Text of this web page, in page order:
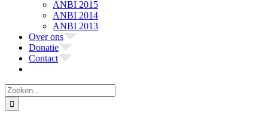
ANBI 2015
ANBI 2014
ANBI 2013
Over ons
Donatie
Contact
Zoeken
naar: